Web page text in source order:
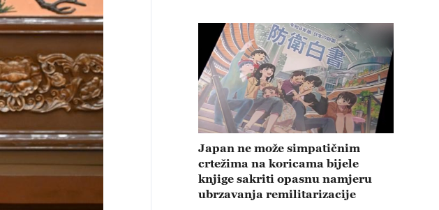
Japan ne može simpatičnim
crtežima na koricama bijele
knjige sakriti opasnu namjeru
ubrzavanja remilitarizacije